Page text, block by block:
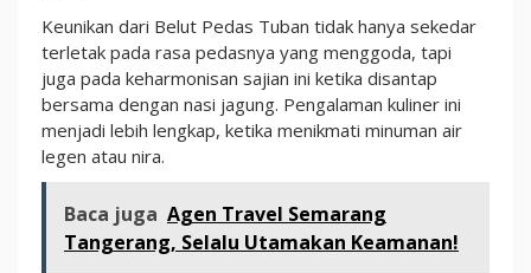
Keunikan dari Belut Pedas Tuban tidak hanya sekedar
terletak pada rasa pedasnya yang menggoda, tapi
juga pada keharmonisan sajian ini ketika disantap
bersama dengan nasi jagung. Pengalaman kuliner ini
menjadi lebih lengkap, ketika menikmati minuman air
legen atau nira.
Baca juga Agen Travel Semarang
Tangerang, Selalu Utamakan Keamanan!